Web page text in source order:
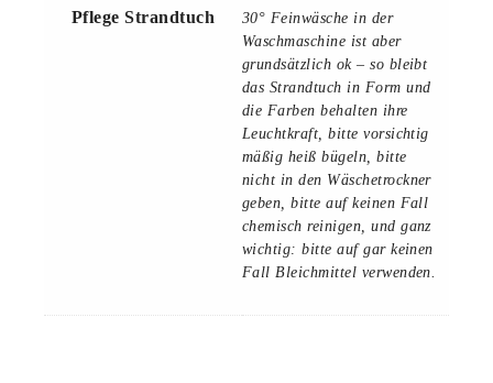
Pflege Strandtuch
30° Feinwäsche in der
Waschmaschine ist aber
grundsätzlich ok – so bleibt
das Strandtuch in Form und
die Farben behalten ihre
Leuchtkraft, bitte vorsichtig
mäßig heiß bügeln, bitte
nicht in den Wäschetrockner
geben, bitte auf keinen Fall
chemisch reinigen, und ganz
wichtig: bitte auf gar keinen
Fall Bleichmittel verwenden.